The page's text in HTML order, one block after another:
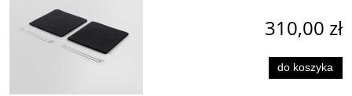
310,00 zł
do koszyka